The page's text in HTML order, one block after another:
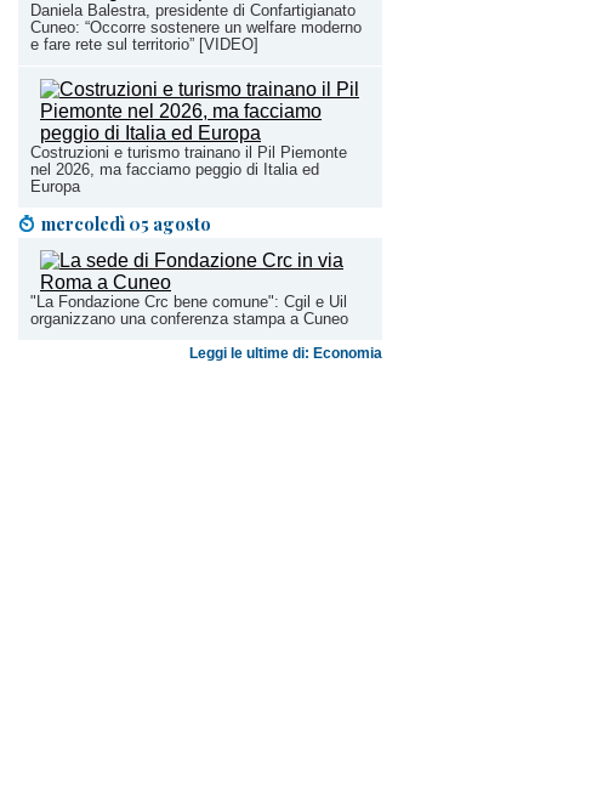
Daniela Balestra, presidente di Confartigianato
Cuneo: “Occorre sostenere un welfare moderno
e fare rete sul territorio” [VIDEO]
Costruzioni e turismo trainano il Pil Piemonte
nel 2026, ma facciamo peggio di Italia ed
Europa
mercoledì 05 agosto
"La Fondazione Crc bene comune": Cgil e Uil
organizzano una conferenza stampa a Cuneo
Leggi le ultime di: Economia